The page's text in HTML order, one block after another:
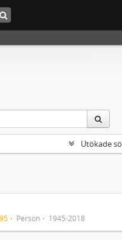
Utökade
Person 1945-2018